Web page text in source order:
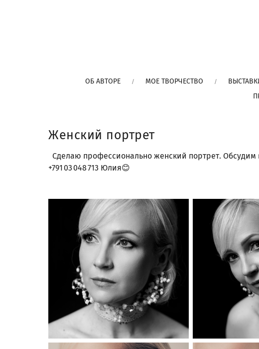
ОБ АВТОРЕ МОЕ ТВОРЧЕСТВО
Женский портрет
Сделаю профессионально женский портрет.
+791 03 048 713 Юлия😊